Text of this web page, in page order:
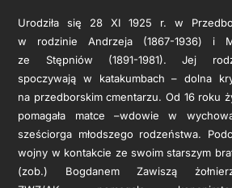
Urodziła się 28 XI 1925 r. w
w rodzinie Andrzeja (1867-1936) i
ze Stępniów (1891-1981). Jej
spoczywają w katakumbach – dolna
na przedborskim cmentarzu. Od 16 roku
pomagała matce –wdowie w
sześciorga młodszego rodzeństwa.
wojny w kontakcie ze swoim starszym
(zob.) Bogdanem Zawiszą